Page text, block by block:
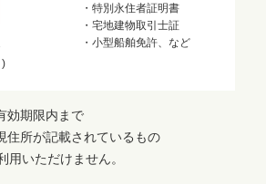
・特別永住者証明書
・宅地建物取引士証
・小型船舶免許、など
効期限内まで
住所が記載されているもの
いただけません。